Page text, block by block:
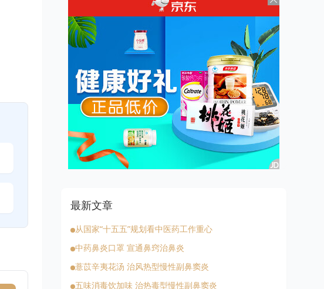
最新文章
从国家“十五五”规划看中医药工作重心
中药鼻炎口罩 宣通鼻窍治鼻炎
薏苡辛夷花汤 治风热型慢性副鼻窦炎
五味消毒饮加味 治热毒型慢性副鼻窦炎